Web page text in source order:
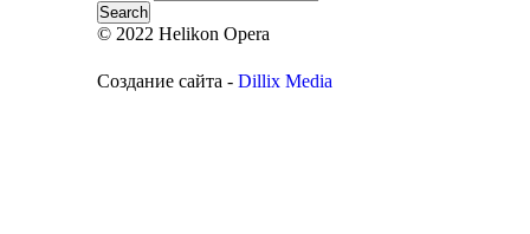
© 2022 Helikon Opera
Создание сайта - Dillix Media